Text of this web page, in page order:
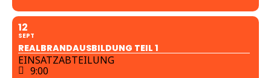
12
SEPT
REALBRANDAUSBILDUNG TEIL 1
EINSATZABTEILUNG
9:00